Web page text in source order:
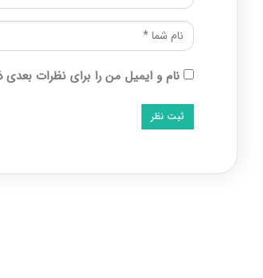
نام و ایمیل من را برای نظرات بعدی